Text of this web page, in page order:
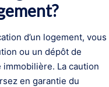
d’un logement, vous
ou un dépôt de
immobilière. La caution
en garantie du